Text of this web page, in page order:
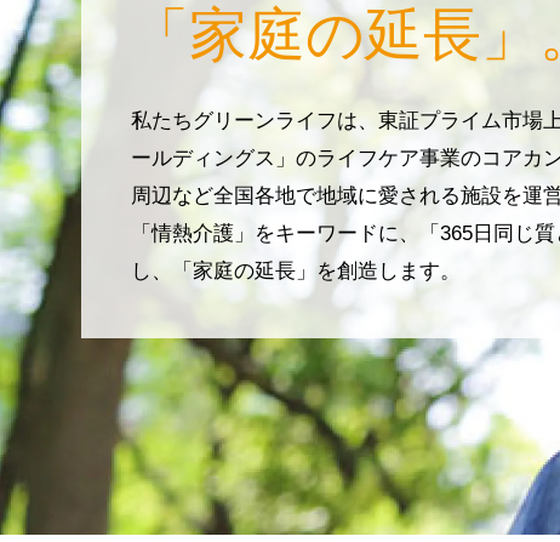
「家庭の延長」
私たちグリーンライフは、東証プライム市場
ールディングス」のライフケア事業のコアカ
周辺など全国各地で地域に愛される施設を運
「情熱介護」をキーワードに、「365日同じ
し、「家庭の延長」を創造します。